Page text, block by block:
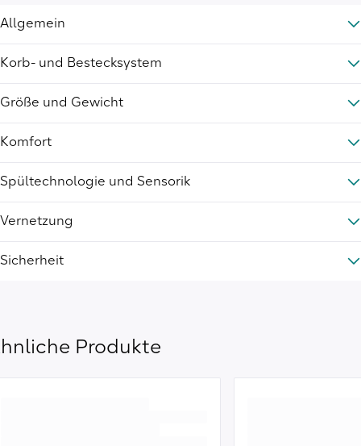
Allgemein
Korb- und Bestecksystem
Größe und Gewicht
Komfort
Spültechnologie und Sensorik
Vernetzung
Sicherheit
Produkte